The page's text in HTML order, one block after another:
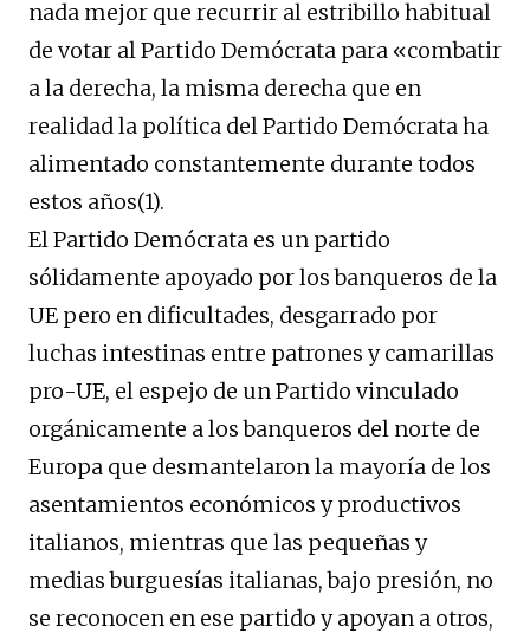
nada mejor que recurrir al estribillo habitual
de votar al Partido Demócrata para «combatir
a la derecha, la misma derecha que en
realidad la política del Partido Demócrata ha
alimentado constantemente durante todos
estos años(1).
El Partido Demócrata es un partido
sólidamente apoyado por los banqueros de la
UE pero en dificultades, desgarrado por
luchas intestinas entre patrones y camarillas
pro-UE, el espejo de un Partido vinculado
orgánicamente a los banqueros del norte de
Europa que desmantelaron la mayoría de los
asentamientos económicos y productivos
italianos, mientras que las pequeñas y
medias burguesías italianas, bajo presión, no
se reconocen en ese partido y apoyan a otros,